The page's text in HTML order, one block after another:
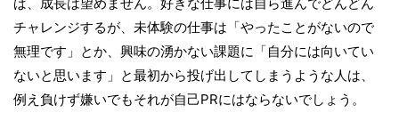
チャレンジするが、未体験の仕事は「やったことがないので
無理です」とか、興味の湧かない課題に「自分には向いてい
ないと思います」と最初から投げ出してしまうような人は、
例え負けず嫌いでもそれが自己PRにはならないでしょう。